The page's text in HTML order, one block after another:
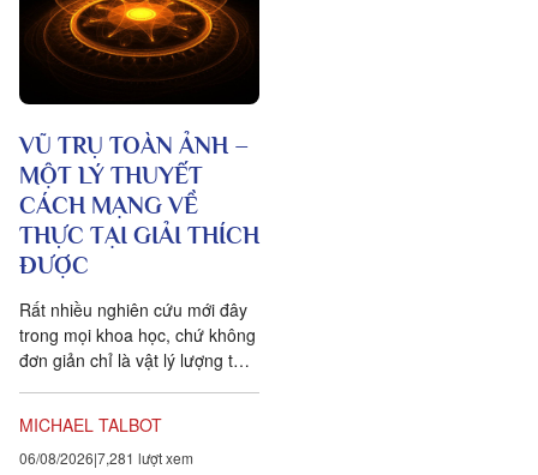
VŨ TRỤ TOÀN ẢNH –
MỘT LÝ THUYẾT
CÁCH MẠNG VỀ
THỰC TẠI GIẢI THÍCH
ĐƯỢC
Rất nhiều nghiên cứu mới đây
trong mọi khoa học, chứ không
đơn giản chỉ là vật lý lượng tử,
chúng ta tưởng. Một câu
chuyện khoa học đang xuất
MICHAEL TALBOT
06/08/2026 7,281 lượt xem